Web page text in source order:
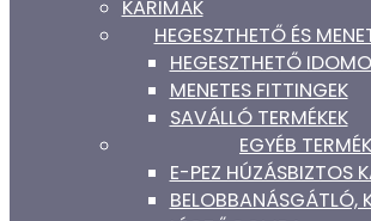
KARIMÁK
HEGESZTHETŐ ÉS
HEGESZTHETŐ
MENETES FITTINGEK
SAVÁLLÓ TERMÉKEK
EGYÉB
E-PEZ HÚZÁSBIZTOS
BELOBBANÁSGÁTLÓ,